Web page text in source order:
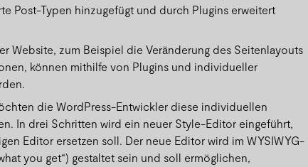
Post-Typen hinzugefügt und durch Plugins erweitert
Website, zum Beispiel die Veränderung des Seitenlayouts
können mithilfe von Plugins und individueller
die WordPress-Entwickler diese individuellen
In drei Schritten wird ein neuer Style-Editor eingeführt,
Editor ersetzen soll. Der neue Editor wird im WYSIWYG-
you get“) gestaltet sein und soll ermöglichen,